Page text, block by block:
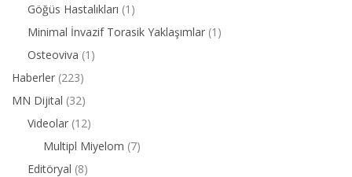
Göğüs Hastalıkları (1)
Minimal İnvazif Torasik Yaklaşımlar (1)
Osteoviva (1)
Haberler (223)
MN Dijital (32)
Videolar (12)
Multipl Miyelom (7)
Editöryal (8)